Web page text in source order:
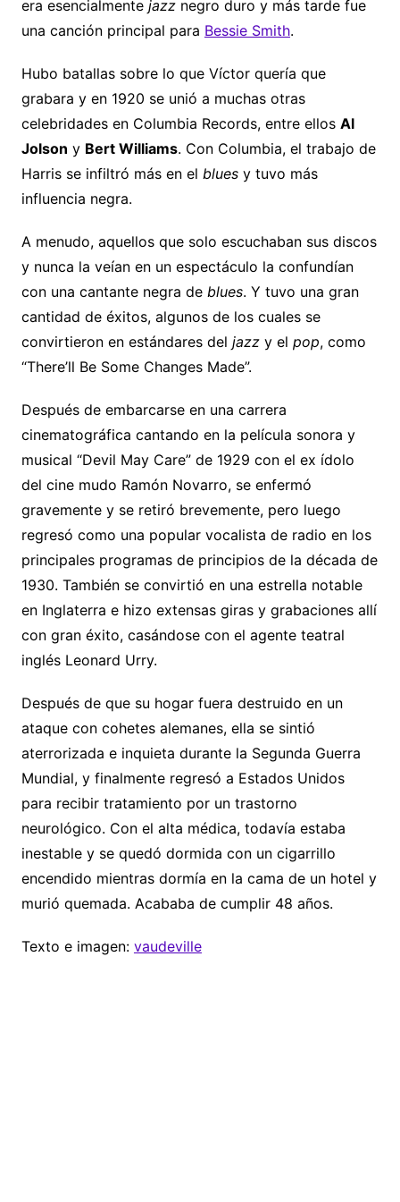
era esencialmente jazznegro duro y más tarde fue
una canción principal para Bessie Smith.
Hubo batallas sobre lo que Víctor quería que
grabara y en 1920 se unió a muchas otras
celebridades en Columbia Records, entre ellos Al
Jolson y Bert Williams. Con Columbia, el trabajo de
Harris se infiltró más en el bluesy tuvo más
influencia negra.
A menudo, aquellos que solo escuchaban sus discos
y nunca la veían en un espectáculo la confundían
con una cantante negra de blues. Y tuvo una gran
cantidad de éxitos, algunos de los cuales se
convirtieron en estándares del jazzy el pop, como
“There’ll Be Some Changes Made”.
Después de embarcarse en una carrera
cinematográfica cantando en la película sonora y
musical “Devil May Care” de 1929 con el ex ídolo
del cine mudo Ramón Novarro, se enfermó
gravemente y se retiró brevemente, pero luego
regresó como una popular vocalista de radio en los
principales programas de principios de la década de
1930. También se convirtió en una estrella notable
en Inglaterra e hizo extensas giras y grabaciones allí
con gran éxito, casándose con el agente teatral
inglés Leonard Urry.
Después de que su hogar fuera destruido en un
ataque con cohetes alemanes, ella se sintió
aterrorizada e inquieta durante la Segunda Guerra
Mundial, y finalmente regresó a Estados Unidos
para recibir tratamiento por un trastorno
neurológico. Con el alta médica, todavía estaba
inestable y se quedó dormida con un cigarrillo
encendido mientras dormía en la cama de un hotel y
murió quemada. Acababa de cumplir 48 años.
Texto e imagen: vaudeville